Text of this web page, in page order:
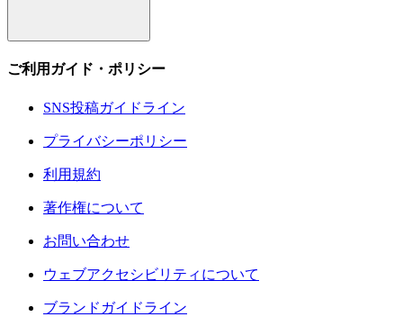
ご利用ガイド・ポリシー
SNS投稿ガイドライン
プライバシーポリシー
利用規約
著作権について
お問い合わせ
ウェブアクセシビリティについて
ブランドガイドライン